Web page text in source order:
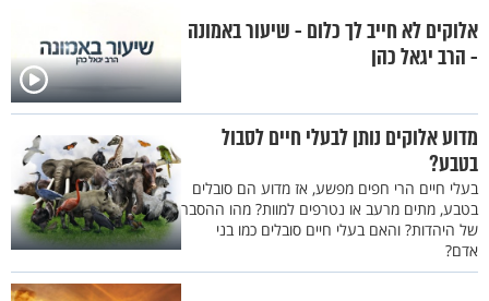
אלוקים לא חייב לך כלום - שיעור באמונה
- הרב יגאל כהן
מדוע אלוקים נותן לבעלי חיים לסבול
בטבע?
בעלי חיים הרי חפים מפשע, אז מדוע הם סובלים
בטבע, מתים מרעב או נטרפים למוות? מהו ההסבר
של היהדות? והאם בעלי חיים סובלים כמו בני
אדם?